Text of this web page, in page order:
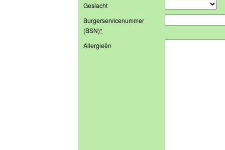
Geslacht
Burgerservicenummer
(BSN)*
Allergieën